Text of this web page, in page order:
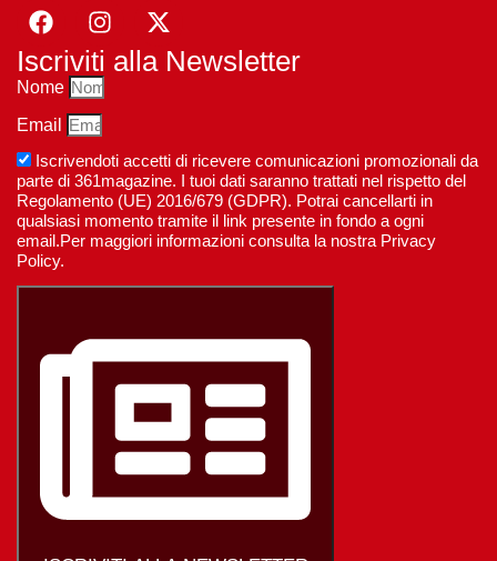
Iscriviti alla Newsletter
Nome
Email
Iscrivendoti accetti di ricevere comunicazioni promozionali da
parte di 361magazine. I tuoi dati saranno trattati nel rispetto del
Regolamento (UE) 2016/679 (GDPR). Potrai cancellarti in
qualsiasi momento tramite il link presente in fondo a ogni
email.Per maggiori informazioni consulta la nostra Privacy
Policy.